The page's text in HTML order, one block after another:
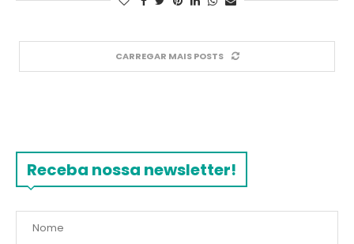
CARREGAR MAIS POSTS
Receba nossa newsletter!